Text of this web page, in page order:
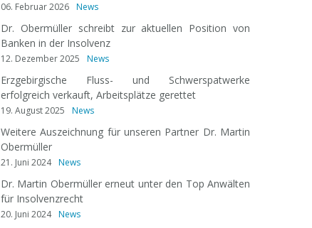
06. Februar 2026 News
Dr. Obermüller schreibt zur aktuellen Position von
Banken in der Insolvenz
12. Dezember 2025 News
Erzgebirgische Fluss- und Schwerspatwerke
erfolgreich verkauft, Arbeitsplätze gerettet
19. August 2025 News
Weitere Auszeichnung für unseren Partner Dr. Martin
Obermüller
21. Juni 2024 News
Dr. Martin Obermüller erneut unter den Top Anwälten
für Insolvenzrecht
20. Juni 2024 News